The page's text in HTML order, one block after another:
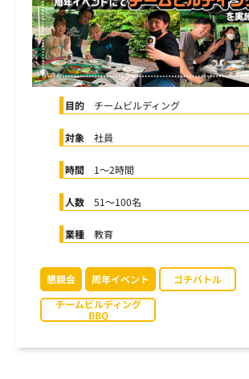
企業パーティプロデュース一度話を聞いてみたい
無料で相談する
閉じる
目的 チームビルディング
対象 社員
時間 1〜2時間
人数 51〜100名
業種 教育
懇親会 周年イベント
ゴチバトル
チームビルディング
BBQ